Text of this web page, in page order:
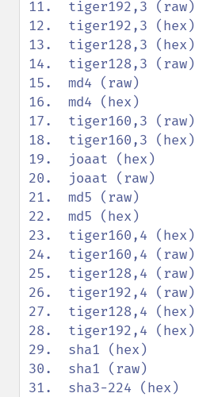
11.  tiger192,3 (raw)
12.  tiger192,3 (hex)
13.  tiger128,3 (hex)
14.  tiger128,3 (raw)
15.  md4 (raw)
16.  md4 (hex)
17.  tiger160,3 (raw)
18.  tiger160,3 (hex)
19.  joaat (hex)
20.  joaat (raw)
21.  md5 (raw)
22.  md5 (hex)
23.  tiger160,4 (hex)
24.  tiger160,4 (raw)
25.  tiger128,4 (raw)
26.  tiger192,4 (raw)
27.  tiger128,4 (hex)
28.  tiger192,4 (hex)
29.  sha1 (hex)
30.  sha1 (raw)
31.  sha3-224 (hex)